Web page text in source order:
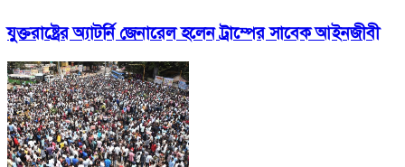
যুক্তরাষ্ট্রের অ্যাটর্নি জেনারেল হলেন ট্রাম্পের সাবেক আইনজীবী